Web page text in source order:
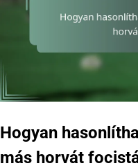
Hogyan
más horvát